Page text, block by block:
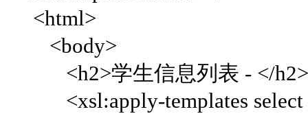
<html>
<body>
<h2>学生信息列表 - </
<xsl:apply-templates select